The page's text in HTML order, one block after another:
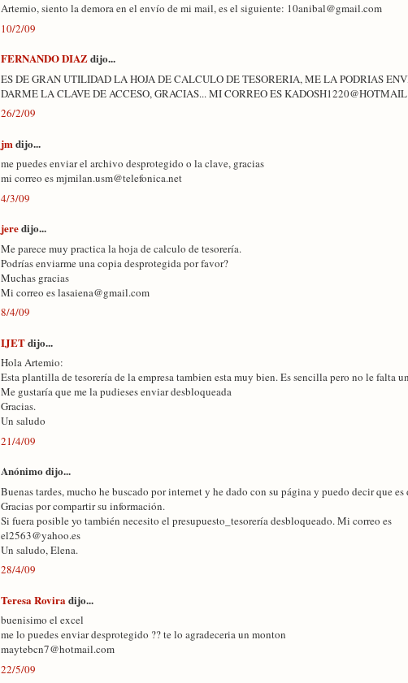
Artemio, siento la demora en el envío de mi mail, es el siguiente: 10anibal@gmail.com
10/2/09
FERNANDO DIAZdijo...
ES DE GRAN UTILIDAD LA HOJA DE CALCULO DE TESORERIA, ME LA PODRIAS
DARME LA CLAVE DE ACCESO, GRACIAS... MI CORREO ES
26/2/09
jm dijo...
me puedes enviar el archivo desprotegido o la clave, gracias
mi correo es mjmilan.usm@telefonica.net
4/3/09
jeredijo...
Me parece muy practica la hoja de calculo de tesorería.
Podrías enviarme una copia desprotegida por favor?
Muchas gracias
Mi correo es lasaiena@gmail.com
8/4/09
IJETdijo...
Hola Artemio:
Esta plantilla de tesorería de la empresa tambien esta muy bien. Es sencilla pero no le falta
Me gustaría que me la pudieses enviar desbloqueada
Gracias.
Un saludo
21/4/09
Anónimo dijo...
Buenas tardes, mucho he buscado por internet y he dado con su página y puedo decir que
Gracias por compartir su información.
Si fuera posible yo también necesito el presupuesto_tesorería desbloqueado. Mi correo es
el2563@yahoo.es
Un saludo, Elena.
28/4/09
Teresa Rovira dijo...
buenisimo el excel
me lo puedes enviar desprotegido ?? te lo agradeceria un monton
maytebcn7@hotmail.com
22/5/09